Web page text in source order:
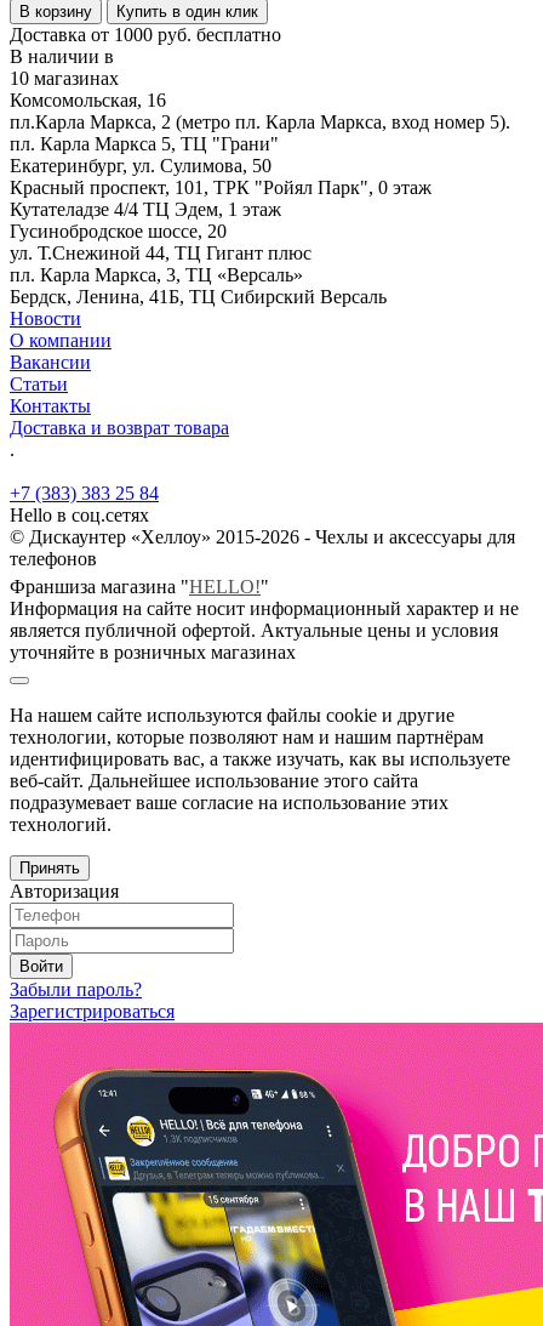
В корзину Купить в один клик
Доставка от 1000 руб. бесплатно
В наличии в
10 магазинах
Комсомольская, 16
пл.Карла Маркса, 2 (метро пл. Карла Маркса, вход номер 5).
пл. Карла Маркса 5, ТЦ "Грани"
Екатеринбург, ул. Сулимова, 50
Красный проспект, 101, ТРК "Ройял Парк", 0 этаж
Кутателадзе 4/4 ТЦ Эдем, 1 этаж
Гусинобродское шоссе, 20
ул. Т.Снежиной 44, ТЦ Гигант плюс
пл. Карла Маркса, 3, ТЦ «Версаль»
Бердск, Ленина, 41Б, ТЦ Сибирский Версаль
Новости
О компании
Вакансии
Статьи
Контакты
Доставка и возврат товара
.
+7 (383) 383 25 84
Hello в соц.сетях
© Дискаунтер «Хеллоу» 2015-2026 - Чехлы и аксессуары для
телефонов
Франшиза магазина "HELLO!"
Информация на сайте носит информационный характер и не
является публичной офертой. Актуальные цены и условия
уточняйте в розничных магазинах
На нашем сайте используются файлы cookie и другие
технологии, которые позволяют нам и нашим партнёрам
идентифицировать вас, а также изучать, как вы используете
веб-сайт. Дальнейшее использование этого сайта
подразумевает ваше согласие на использование этих
технологий.
Принять
Авторизация
Войти
Забыли пароль?
Зарегистрироваться